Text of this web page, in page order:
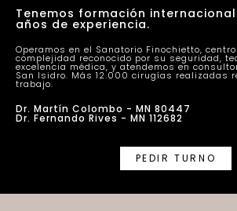
Tenemos formación
años de experiencia.
Operamos en el Sanatorio Finochietto,
complejidad reconocido por su seguridad,
excelencia médica, y atendemos en
San Isidro. Más 12.000 cirugías realizadas
trabajo.
Dr. Martín Colombo - MN 80447
Dr. Fernando Rives - MN 112682
PEDIR TURNO